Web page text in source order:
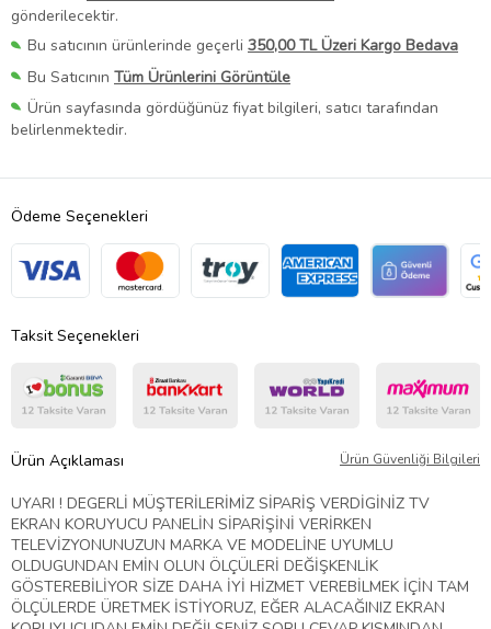
gönderilecektir.
Bu satıcının ürünlerinde geçerli 350,00 TL Üzeri Kargo Bedava
Bu Satıcının Tüm Ürünlerini Görüntüle
Ürün sayfasında gördüğünüz fiyat bilgileri, satıcı tarafından
belirlenmektedir.
Ödeme Seçenekleri
Taksit Seçenekleri
Ürün Açıklaması Ürün Güvenliği Bilgileri
UYARI ! DEGERLİ MÜŞTERİLERİMİZ SİPARİŞ VERDİGİNİZ TV
EKRAN KORUYUCU PANELİN SİPARİŞİNİ VERİRKEN
TELEVİZYONUNUZUN MARKA VE MODELİNE UYUMLU
OLDUGUNDAN EMİN OLUN ÖLÇÜLERİ DEĞİŞKENLİK
GÖSTEREBİLİYOR SİZE DAHA İYİ HİZMET VEREBİLMEK İÇİN TAM
ÖLÇÜLERDE ÜRETMEK İSTİYORUZ, EĞER ALACAĞINIZ EKRAN